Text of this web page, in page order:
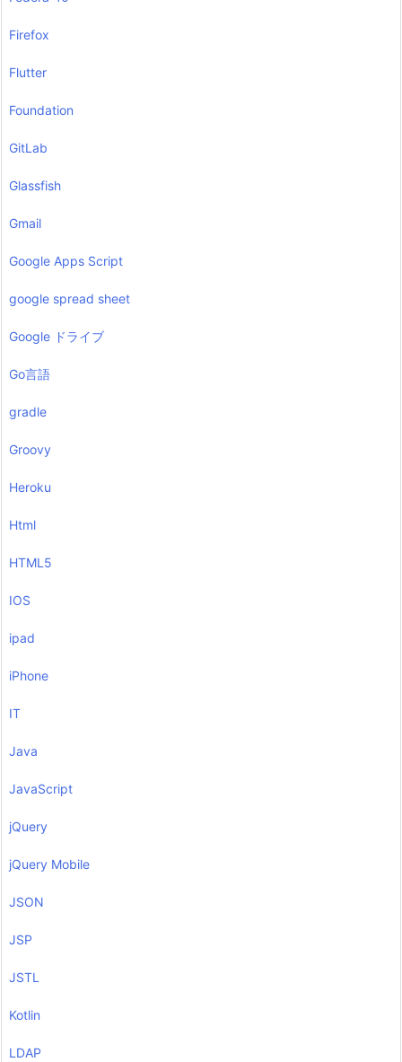
Firefox
Flutter
Foundation
GitLab
Glassfish
Gmail
Google Apps Script
google spread sheet
Google ドライブ
Go言語
gradle
Groovy
Heroku
Html
HTML5
IOS
ipad
iPhone
IT
Java
JavaScript
jQuery
jQuery Mobile
JSON
JSP
JSTL
Kotlin
LDAP